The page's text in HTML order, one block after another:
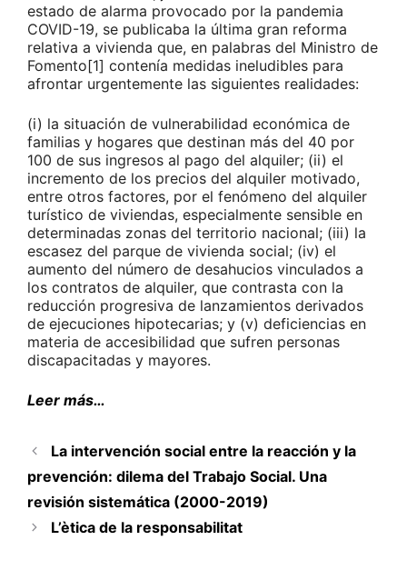
estado de alarma provocado por la pandemia
COVID-19, se publicaba la última gran reforma
relativa a vivienda que, en palabras del Ministro de
Fomento[1] contenía medidas ineludibles para
afrontar urgentemente las siguientes realidades:
(i) la situación de vulnerabilidad económica de
familias y hogares que destinan más del 40 por
100 de sus ingresos al pago del alquiler; (ii) el
incremento de los precios del alquiler motivado,
entre otros factores, por el fenómeno del alquiler
turístico de viviendas, especialmente sensible en
determinadas zonas del territorio nacional; (iii) la
escasez del parque de vivienda social; (iv) el
aumento del número de desahucios vinculados a
los contratos de alquiler, que contrasta con la
reducción progresiva de lanzamientos derivados
de ejecuciones hipotecarias; y (v) deficiencias en
materia de accesibilidad que sufren personas
discapacitadas y mayores.
Leer más…
La intervención social entre la reacción y la
prevención: dilema del Trabajo Social. Una
revisión sistemática (2000-­2019)
L’ètica de la responsabilitat